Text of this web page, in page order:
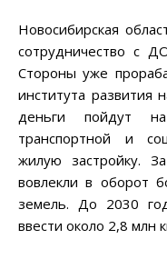
Новосибирская
сотрудничество с
Стороны уже
института развития
деньги пойдут на
транспортной и
жилую застройку.
вовлекли в оборот
земель. До 2030
ввести около 2,8 млн